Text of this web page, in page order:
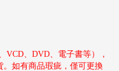
VCD、DVD、電子書等），
。如有商品瑕疵，僅可更換